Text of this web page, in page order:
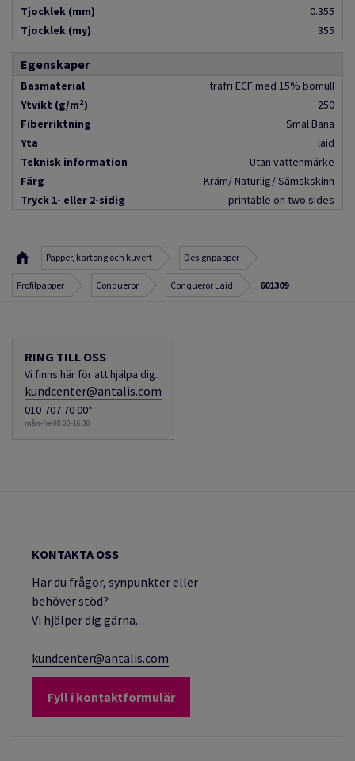
Tjocklek (mm)
0.355
Tjocklek (my)
355
Egenskaper
Basmaterial
träfri ECF med 15% bomull
Ytvikt (g/m²)
250
Fiberriktning
Smal Bana
Yta
laid
Teknisk information
Utan vattenmärke
Färg
Kräm/ Naturlig/ Sämskskinn
Tryck 1- eller 2-sidig
printable on two sides
Papper, kartong och kuvert Designpapper
Profilpapper Conqueror Conqueror Laid 601309
RING TILL OSS
Vi finns här för att hjälpa dig.
kundcenter@antalis.com
010-707 70 00*
mån-fre 08:00-16:30
KONTAKTA OSS
Har du frågor, synpunkter eller
behöver stöd?
Vi hjälper dig gärna.
kundcenter@antalis.com
Fyll i kontaktformulär